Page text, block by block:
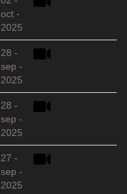
oct -
2025
28 -
sep -
2025
28 -
sep -
2025
27 -
sep -
2025